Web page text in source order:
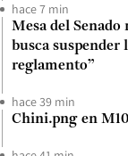
hace 7 min
Mesa del
busca
reglamento”
hace 39 min
Chini.png en